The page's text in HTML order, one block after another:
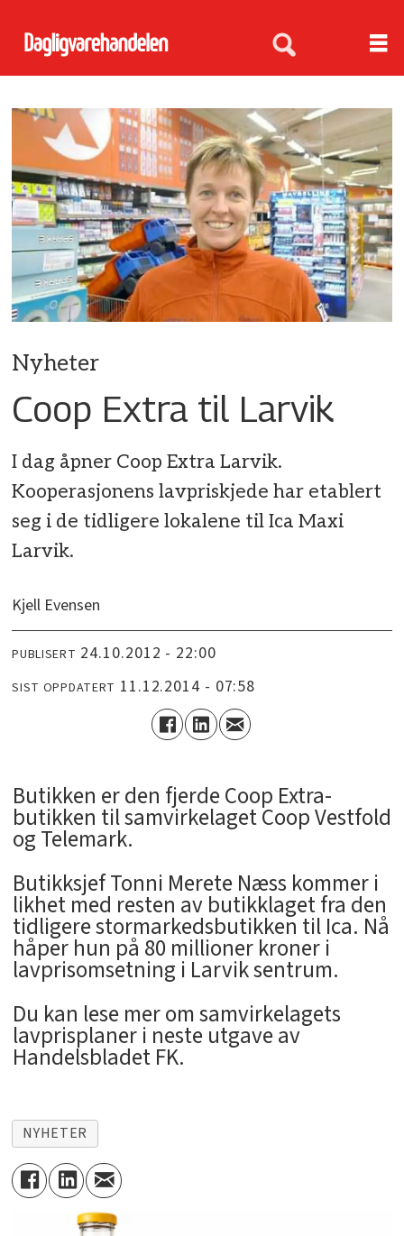
Nyheter
Coop Extra til Larvik
I dag åpner Coop Extra Larvik.
Kooperasjonens lavpriskjede har etablert
seg i de tidligere lokalene til Ica Maxi
Larvik.
Kjell Evensen
PUBLISERT 24.10.2012 - 22:00
SIST OPPDATERT 11.12.2014 - 07:58
Butikken er den fjerde Coop Extra-
butikken til samvirkelaget Coop Vestfold
og Telemark.
Butikksjef Tonni Merete Næss kommer i
likhet med resten av butikklaget fra den
tidligere stormarkedsbutikken til Ica. Nå
håper hun på 80 millioner kroner i
lavprisomsetning i Larvik sentrum.
Du kan lese mer om samvirkelagets
lavprisplaner i neste utgave av
Handelsbladet FK.
NYHETER